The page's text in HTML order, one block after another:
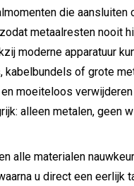
die aansluiten
metaalresten nooit
moderne apparatuur
kabelbundels of grote
moeiteloos
alleen metalen, geen
alle materialen
u direct een eerlijk